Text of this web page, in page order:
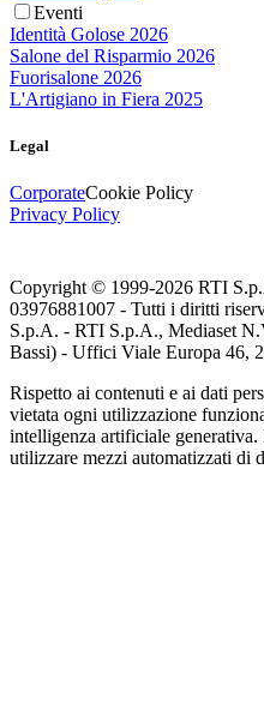
Eventi
Identità Golose 2026
Salone del Risparmio 2026
Fuorisalone 2026
L'Artigiano in Fiera 2025
Legal
CorporateCookie Policy
Privacy Policy
Copyright © 1999-2026 RTI
03976881007 - Tutti i diritti
S.p.A. - RTI S.p.A., Mediaset
Bassi) - Uffici Viale Europa 46,
Rispetto ai contenuti e ai dati
vietata ogni utilizzazione
intelligenza artificiale
utilizzare mezzi automatizzati di